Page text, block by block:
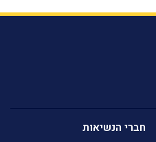
חברי הנשיאות